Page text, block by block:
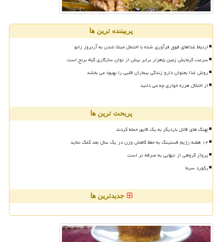
پربیننده ترین ها
ارتباط غذاهای فوق فرآوری شده با احتمال مبتلا شدن به آرتروز زانو
سرعت گرمایش زمین ۵هزار برابر بیش از توان سازگاری گیاه برنج است
روش غذا بعنوان دارو زندگی بیماران قلبی را بهبود می بخشد
از اختلال هرزه خواری چه می دانید
پربحث ترین ها
نهنگ های قاتل باردیگر به یک قایق حمله کردند
۱۲ هفته رژیم فستینگ به حفظ کاهش وزن در یک سال بعد کمک نماید
پرواز گروهی از تنهایی به صرفه تر است
رکورد سرما
جدیدترین ها